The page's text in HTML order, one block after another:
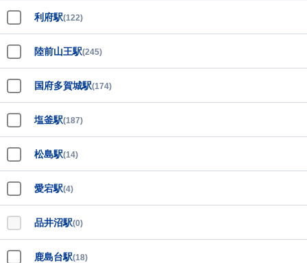
利府駅(122)
陸前山王駅(245)
国府多賀城駅(174)
塩釜駅(187)
松島駅(14)
愛宕駅(4)
品井沼駅(0)
鹿島台駅(18)